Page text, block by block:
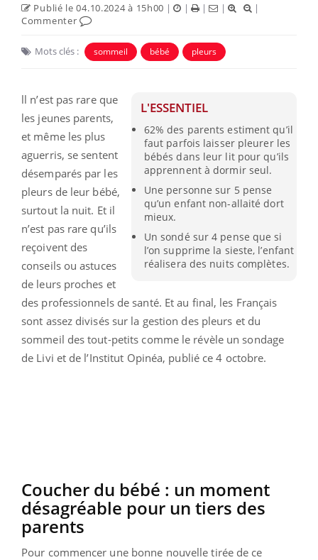
Publié le 04.10.2024 à 15h00 | | | |
|
Commenter
Mots clés : sommeil bébé pleurs
L'ESSENTIEL
62% des parents estiment qu’il
faut parfois laisser pleurer les
bébés dans leur lit pour qu’ils
apprennent à dormir seul.
Une personne sur 5 pense
qu’un enfant non-allaité dort
mieux.
Un sondé sur 4 pense que si
l’on supprime la sieste, l’enfant
réalisera des nuits complètes.
ll n’est pas rare que
les jeunes parents,
et même les plus
aguerris, se sentent
désemparés par les
pleurs de leur bébé,
surtout la nuit. Et il
n’est pas rare qu’ils
reçoivent des
conseils ou astuces
de leurs proches et
des professionnels de santé. Et au final, les Français
sont assez divisés sur la gestion des pleurs et du
sommeil des tout-petits comme le révèle un sondage
de Livi et de l’Institut Opinéa, publié ce 4 octobre.
Coucher du bébé : un moment
désagréable pour un tiers des
parents
Pour commencer une bonne nouvelle tirée de ce